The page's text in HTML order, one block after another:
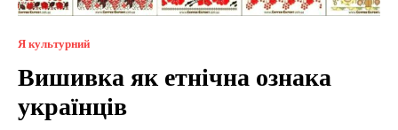
Я культурний
Вишивка як етнічна ознака
українців